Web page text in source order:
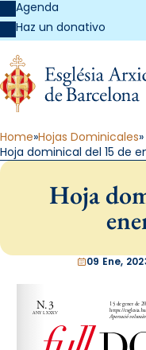
Agenda
Haz un donativo
Home Hojas Dominicales
Hoja dominical del 15 de
Hoja
09 Ene,